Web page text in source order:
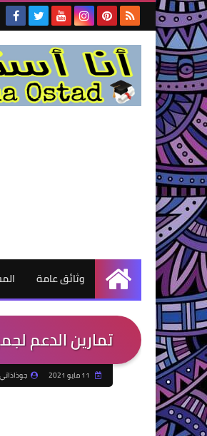
الرئيسية
وثائق عامة
تمارين الدعم
جوذاذاتي